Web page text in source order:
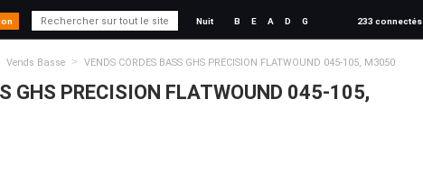
Nuit B E A D G 233 connectés
Vends Basse > VENDS CORDES BASS GHS PRECISION FLATWOUND 045-105, M3050
GHS PRECISION FLATWOUND 045-105,